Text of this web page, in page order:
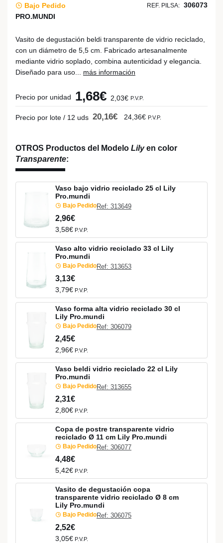
Bajo Pedido REF. PILSA: 306073
PRO.MUNDI
Vasito de degustación beldi transparente de vidrio reciclado,
con un diámetro de 5,5 cm. Fabricado artesanalmente
mediante vidrio soplado, combina autenticidad y elegancia.
Diseñado para uso... más información
Precio por unidad 1,68€ 2,03€ P.V.P.
Precio por lote / 12 uds 20,16€ 24,36€ P.V.P.
OTROS Productos del Modelo Lilyen color
Transparente:
Vaso bajo vidrio reciclado 25 cl Lily
Pro.mundi
Bajo PedidoRef: 313649
2,96€
3,58€ P.V.P.
Vaso alto vidrio reciclado 33 cl Lily
Pro.mundi
Bajo PedidoRef: 313653
3,13€
3,79€ P.V.P.
Vaso forma alta vidrio reciclado 30 cl
Lily Pro.mundi
Bajo PedidoRef: 306079
2,45€
2,96€ P.V.P.
Vaso beldi vidrio reciclado 22 cl Lily
Pro.mundi
Bajo PedidoRef: 313655
2,31€
2,80€ P.V.P.
Copa de postre transparente vidrio
reciclado Ø 11 cm Lily Pro.mundi
Bajo PedidoRef: 306077
4,48€
5,42€ P.V.P.
Vasito de degustación copa
transparente vidrio reciclado Ø 8 cm
Lily Pro.mundi
Bajo PedidoRef: 306075
2,52€
3,05€ P.V.P.